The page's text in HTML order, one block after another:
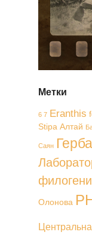
Метки
6 7 Eranthis
Stipa Алтай
Саян
Олонова